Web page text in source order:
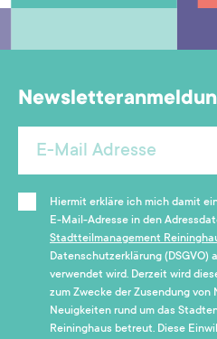
Hiermit erkläre ich mich damit
E-Mail-Adresse in den
Stadtteilmanagement
Datenschutzerklärung (DSGVO)
verwendet wird. Derzeit wird
zum Zwecke der Zusendung von
Neuigkeiten rund um das
Reininghaus betreut. Diese